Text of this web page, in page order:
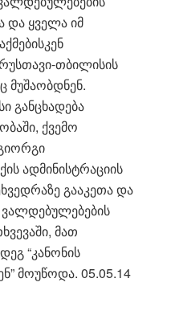
ყველა იმ
თბილისის
მუშაობდნენ.
განცხადება
ქვემო
ადმინისტრაციის
გააკეთა და
ვალდებულებების
მათ
“კანონის
მოუწოდა. 05.05.14